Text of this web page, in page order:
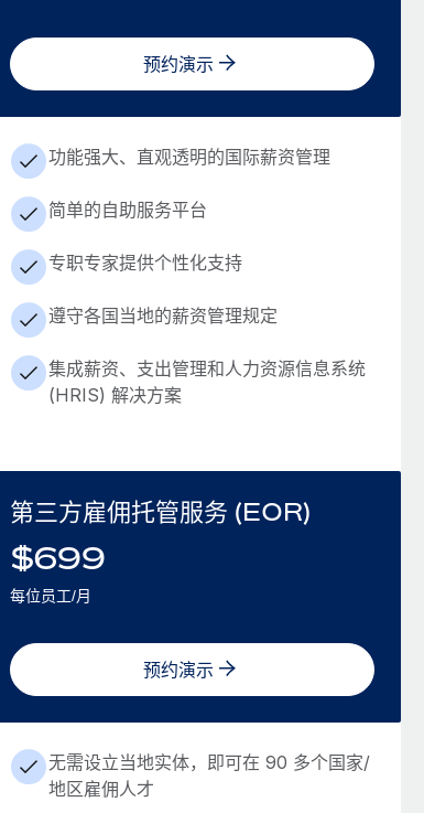
预约演示
功能强大、直观透明的国际薪资管理
简单的自助服务平台
专职专家提供个性化支持
遵守各国当地的薪资管理规定
集成薪资、支出管理和人力资源信息系统
(HRIS) 解决方案
第三方雇佣托管服务 (EOR)
$699
每位员工/月
预约演示
无需设立当地实体，即可在 90 多个国家/
地区雇佣人才